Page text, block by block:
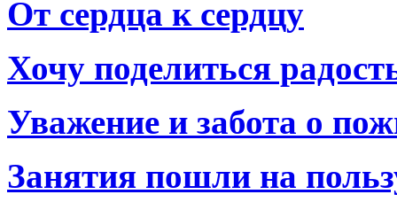
От сердца к сердцу
Хочу поделиться
Уважение и забота о
Занятия пошли на